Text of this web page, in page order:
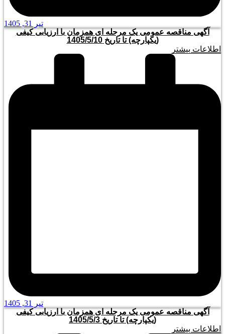
تیر 31, 1405
آگهی مناقصه عمومی یک مرحله ای همزمان با ارزیابی کیفی
(یکپارچه) تا تاریخ 1405/5/10
اطلاعات بیشتر
تیر 31, 1405
آگهی مناقصه عمومی یک مرحله ای همزمان با ارزیابی کیفی
(یکپارچه) تا تاریخ 1405/5/3
اطلاعات بیشتر